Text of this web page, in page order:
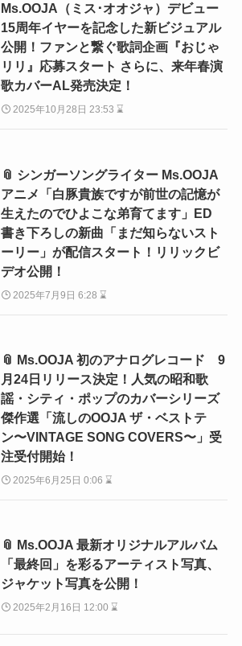
Ms.OOJA（ミス･オオジャ）デビュー
15周年イヤーを記念した新ビジュアル
公開！ファンと繋ぐ歌詞企画『おじゃ
リリ』応募スタート さらに、来年春演
歌カバーAL発売決定！
2025年10月28日 23:53 ⌛
📎 シンガーソングライター Ms.OOJA
アニメ「白豚貴族ですが前世の記憶が
生えたのでひよこな弟育てます」ED
書き下ろしの新曲「まだ知らないスト
ーリー」が配信スタート！リリックビ
デオ公開！
2025年7月9日 6:28 ⌛
📎 Ms.OOJA 初のアナログレコード 9
月24日リリース決定！人気の昭和歌
謡・シティ・ポップのカバーシリーズ
傑作選「流しのOOJA ザ・ベストテ
ン〜VINTAGE SONG COVERS〜」受
注受付開始！
2025年6月25日 0:06 ⌛
📎 Ms.OOJA 最新オリジナルアルバム
「最終回」を彩るアーティスト写真、
ジャケット写真を公開！
2025年2月16日 12:00 ⌛